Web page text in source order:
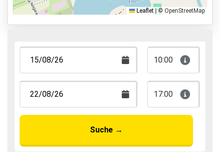
Shuttle Parken
Valet Parken
Park, Sleep & Fly
Leaflet © OpenStreetMap
10:00
17:00
Suche →